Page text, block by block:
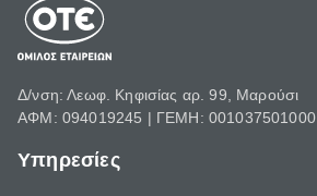
Δ/νση: Λεωφ. Κηφισίας αρ. 99, Μαρούσι
ΑΦΜ: 094019245 | ΓΕΜΗ: 001037501000
Υπηρεσίες